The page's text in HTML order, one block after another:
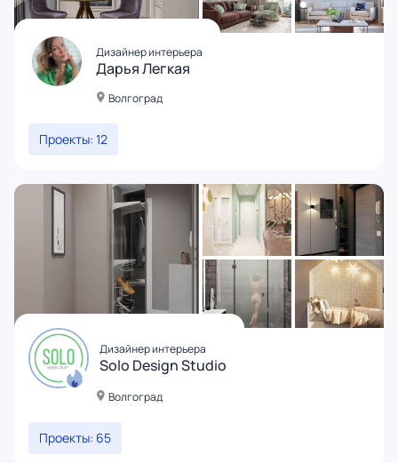
Дизайнер интерьера
Дарья Легкая
Волгоград
Проекты: 12
Дизайнер интерьера
Solo Design Studio
Волгоград
Проекты: 65